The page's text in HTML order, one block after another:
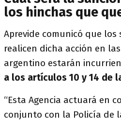
los hinchas que
Aprevide comunicó que
realicen dicha acción en
argentino estarán
a los artículos 10 y 14 de
“Esta Agencia actuará en
conjunto con la Policía de